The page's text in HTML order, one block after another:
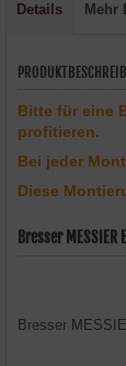
Details Mehr
Bitte für eine
profitieren.
Bei jeder
Diese
Bresser MESSIER
Bresser